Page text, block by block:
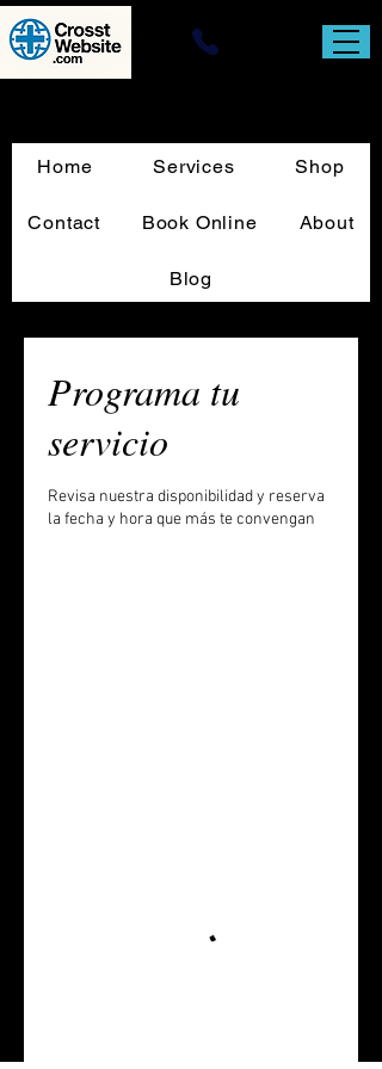
Home Services Shop
Contact Book Online About
Blog
Programa tu
servicio
Revisa nuestra disponibilidad y reserva
la fecha y hora que más te convengan